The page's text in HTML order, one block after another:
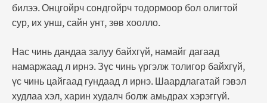
билээ. Онцгойрч сондгойрч тодормоор бол олигтой
сур, их унш, сайн унт, зөв хоолло.
Нас чинь дандаа залуу байхгүй, намайг дагаад
намаржаад л ирнэ. Зүс чинь үргэлж толигор байхгүй,
үс чинь цайгаад гундаад л ирнэ. Шаардлагатай гэвэл
худлаа хэл, харин худалч болж амьдрах хэрэггүй.